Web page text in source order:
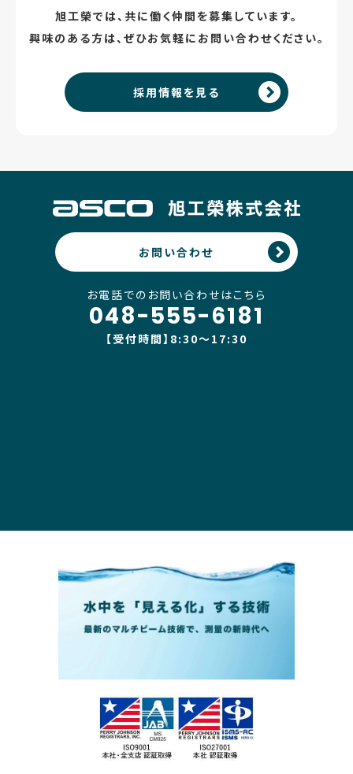
旭工榮では、共に働く仲間を募集しています。
興味のある方は、ぜひお気軽にお問い合わせください。
採用情報を見る
お問い合わせ
お電話でのお問い合わせはこちら
048-555-6181
【受付時間】8:30〜17:30